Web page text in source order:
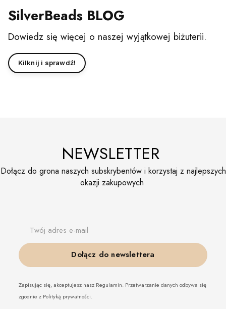
SilverBeads BLOG
Dowiedz się więcej o naszej wyjątkowej biżuterii.
Kilknij i sprawdź!
NEWSLETTER
Dołącz do grona naszych subskrybentów i korzystaj z najlepszych
okazji zakupowych
Twój adres e-mail
Dołącz do newslettera
Zapisując się, akceptujesz nasz Regulamin. Przetwarzanie danych odbywa się
zgodnie z Polityką prywatności.